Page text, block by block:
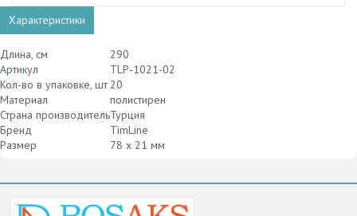
Характеристики
Длина, см
290
Артикул
TLP-1021-02
Кол-во в упаковке, шт 20
Материал
полистирен
Страна производительТурция
Бренд
TimLine
Размер
78 х 21 мм